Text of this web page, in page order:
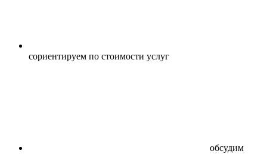
сориентируем по стоимости услуг
обсудим